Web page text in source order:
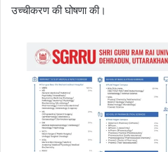
उच्चीकरण की घोषणा की।